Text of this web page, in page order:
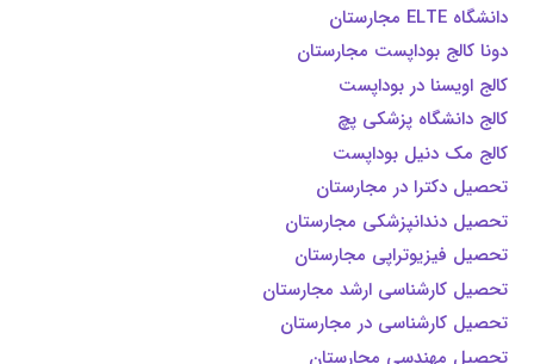
دانشگاه ELTE مجارستان
دونا کالج بوداپست مجارستان
کالج اویسنا در بوداپست
کالج دانشگاه پزشکی پچ
کالج مک دنیل بوداپست
تحصیل دکترا در مجارستان
تحصیل دندانپزشکی مجارستان
تحصیل فیزیوتراپی مجارستان
تحصیل کارشناسی ارشد مجارستان
تحصیل کارشناسی در مجارستان
تحصیل مهندسی مجارستان